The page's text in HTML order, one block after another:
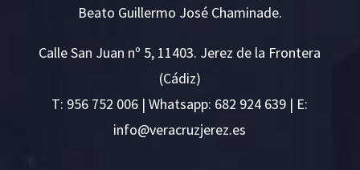
Beato Guillermo José Chaminade.
Calle San Juan nº 5, 11403. Jerez de la Frontera
(Cádiz)
T: 956 752 006 | Whatsapp: 682 924 639 | E:
se.ze
rejzu
rcare
v@ofn
i